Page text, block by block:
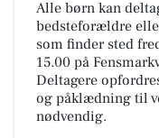
Alle børn kan
bedsteforældre
som finder sted
15.00 på
Deltagere
og påklædning til
nødvendig.